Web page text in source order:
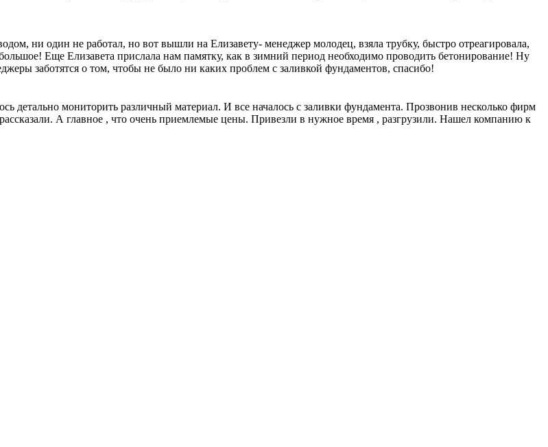
ни один не работал, но вот вышли на Елизавету- менеджер молодец, взяла трубку, быстро отреагировала,
Еще Елизавета прислала нам памятку, как в зимний период необходимо проводить бетонирование! Ну
заботятся о том, чтобы не было ни каких проблем с заливкой фундаментов, спасибо!
детально мониторить различный материал. И все началось с заливки фундамента. Прозвонив несколько фирм
А главное , что очень приемлемые цены. Привезли в нужное время , разгрузили. Нашел компанию к